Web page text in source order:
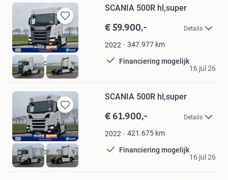
Bewaren
in
Mijn
Favorieten
SCANIA 500R hl,super
€ 59.900,- Details
2022 347.977 km
Financiering mogelijk
Kleyn Trucks BV
Vuren
16 jul 26
Bewaren
in
Mijn
Favorieten
SCANIA 500R hl,super
€ 61.900,- Details
2022 421.675 km
Financiering mogelijk
Kleyn Trucks BV
Vuren
16 jul 26